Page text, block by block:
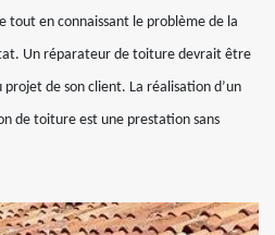
en connaissant le problème de la
Un réparateur de toiture devrait être
de son client. La réalisation d’un
de toiture est une prestation sans